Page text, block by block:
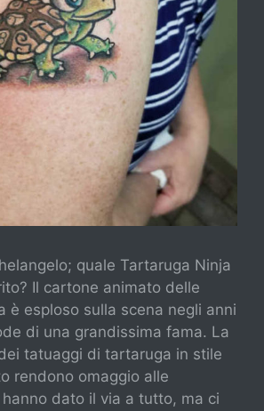
quale Tartaruga Ninja
Il cartone animato delle
è esploso sulla scena negli anni
di una grandissima fama. La
tatuaggi di tartaruga in stile
rendono omaggio alle
dato il via a tutto, ma ci